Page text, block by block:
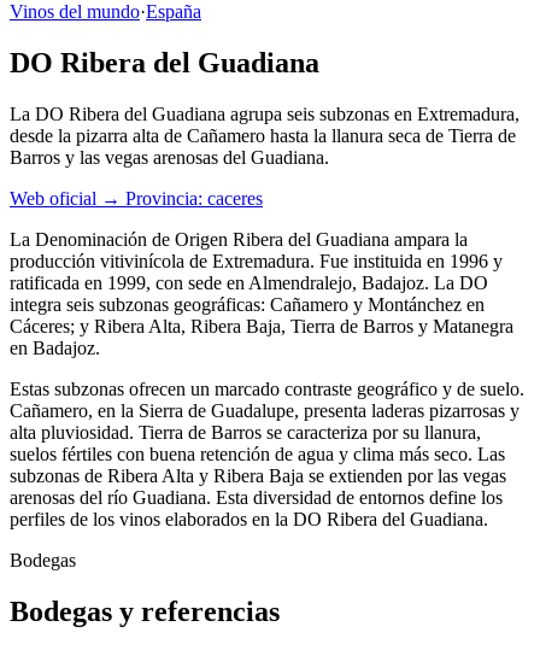
Vinos del mundo·España
DO Ribera del Guadiana
La DO Ribera del Guadiana agrupa seis subzonas en Extremadura,
desde la pizarra alta de Cañamero hasta la llanura seca de Tierra de
Barros y las vegas arenosas del Guadiana.
Web oficial → Provincia: caceres
La Denominación de Origen Ribera del Guadiana ampara la
producción vitivinícola de Extremadura. Fue instituida en 1996 y
ratificada en 1999, con sede en Almendralejo, Badajoz. La DO
integra seis subzonas geográficas: Cañamero y Montánchez en
Cáceres; y Ribera Alta, Ribera Baja, Tierra de Barros y Matanegra
en Badajoz.
Estas subzonas ofrecen un marcado contraste geográfico y de suelo.
Cañamero, en la Sierra de Guadalupe, presenta laderas pizarrosas y
alta pluviosidad. Tierra de Barros se caracteriza por su llanura,
suelos fértiles con buena retención de agua y clima más seco. Las
subzonas de Ribera Alta y Ribera Baja se extienden por las vegas
arenosas del río Guadiana. Esta diversidad de entornos define los
perfiles de los vinos elaborados en la DO Ribera del Guadiana.
Bodegas
Bodegas y referencias